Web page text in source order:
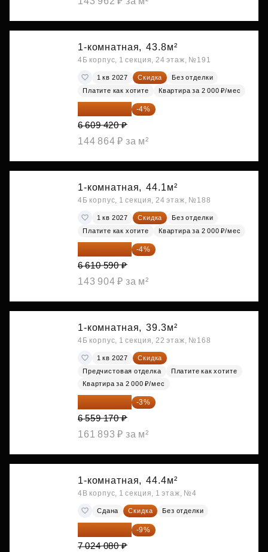
1-комнатная, 43.8м²
4Б корпус, 1 секция, 24 этаж, №191
1 кв 2027 Скидка
Без отделки
Платите как хотите
Квартира за 2 000 ₽/мес
-4%
6 609 420 ₽
144 864 ₽ за м²
1-комнатная, 44.1м²
4Б корпус, 1 секция, 24 этаж, №188
1 кв 2027 Скидка
Без отделки
Платите как хотите
Квартира за 2 000 ₽/мес
-4%
6 610 590 ₽
143 904 ₽ за м²
1-комнатная, 39.3м²
4Б корпус, 1 секция, 22 этаж, №168
1 кв 2027
Скидка
Предчистовая отделка
Платите как хотите
Квартира за 2 000 ₽/мес
-3%
6 559 170 ₽
161 893 ₽ за м²
1-комнатная, 44.4м²
4В корпус, 1 секция, 1 этаж, №4
Сдана Скидка Без отделки
-9%
7 024 080 ₽